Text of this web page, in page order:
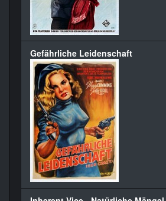
Gefährliche Leidenschaft